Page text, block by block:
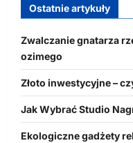
Ostatnie artykuły
Zwalczanie gnatarza
ozimego
Złoto inwestycyjne –
Jak Wybrać Studio
Ekologiczne gadżety